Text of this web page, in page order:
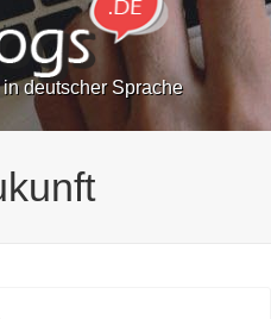
deutscher Sprache